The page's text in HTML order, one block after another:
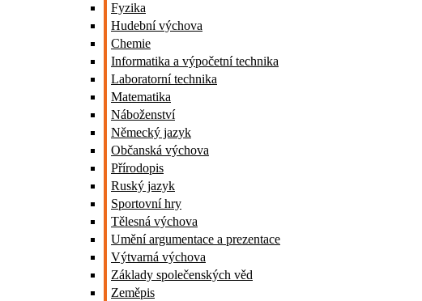
Fyzika
Hudební výchova
Chemie
Informatika a výpočetní technika
Laboratorní technika
Matematika
Náboženství
Německý jazyk
Občanská výchova
Přírodopis
Ruský jazyk
Sportovní hry
Tělesná výchova
Umění argumentace a prezentace
Výtvarná výchova
Základy společenských věd
Zeměpis